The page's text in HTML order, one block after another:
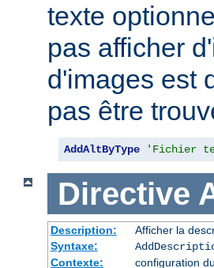
texte
pas afficher
d'images est
pas être
AddAltByType 'Fichier
Directive
Description:
Afficher la
Syntaxe:
Contexte:
configuration